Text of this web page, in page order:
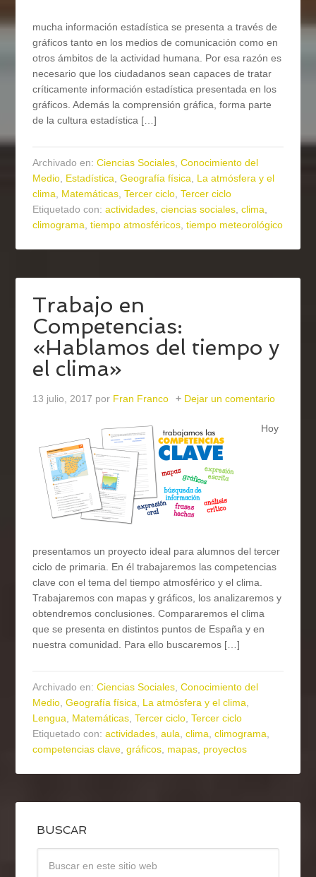
mucha información estadística se presenta a través de
gráficos tanto en los medios de comunicación como en
otros ámbitos de la actividad humana. Por esa razón es
necesario que los ciudadanos sean capaces de tratar
críticamente información estadística presentada en los
gráficos. Además la comprensión gráfica, forma parte
de la cultura estadística […]
Archivado en:Ciencias Sociales,Conocimiento del
Medio, Estadística,Geografía física, La atmósfera y el
clima, Matemáticas,Tercer ciclo,Tercer ciclo
Etiquetado con:actividades,ciencias sociales,clima,
climograma,tiempo atmosféricos,tiempo meteorológico
Trabajo en
Competencias:
«Hablamos del tiempo y
el clima»
13 julio, 2017 por Fran Franco Dejar un comentario
Hoy
presentamos un proyecto ideal para alumnos del tercer
ciclo de primaria. En él trabajaremos las competencias
clave con el tema del tiempo atmosférico y el clima.
Trabajaremos con mapas y gráficos, los analizaremos y
obtendremos conclusiones. Compararemos el clima
que se presenta en distintos puntos de España y en
nuestra comunidad. Para ello buscaremos […]
Archivado en:Ciencias Sociales,Conocimiento del
Medio,Geografía física, La atmósfera y el clima,
Lengua, Matemáticas,Tercer ciclo,Tercer ciclo
Etiquetado con:actividades,aula,clima,climograma,
competencias clave,gráficos, mapas, proyectos
BUSCAR